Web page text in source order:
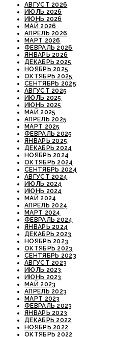
АВГУСТ 2026
ИЮЛЬ 2026
ИЮНЬ 2026
МАЙ 2026
АПРЕЛЬ 2026
МАРТ 2026
ФЕВРАЛЬ 2026
ЯНВАРЬ 2026
ДЕКАБРЬ 2025
НОЯБРЬ 2025
ОКТЯБРЬ 2025
СЕНТЯБРЬ 2025
АВГУСТ 2025
ИЮЛЬ 2025
ИЮНЬ 2025
МАЙ 2025
АПРЕЛЬ 2025
МАРТ 2025
ФЕВРАЛЬ 2025
ЯНВАРЬ 2025
ДЕКАБРЬ 2024
НОЯБРЬ 2024
ОКТЯБРЬ 2024
СЕНТЯБРЬ 2024
АВГУСТ 2024
ИЮЛЬ 2024
ИЮНЬ 2024
МАЙ 2024
АПРЕЛЬ 2024
МАРТ 2024
ФЕВРАЛЬ 2024
ЯНВАРЬ 2024
ДЕКАБРЬ 2023
НОЯБРЬ 2023
ОКТЯБРЬ 2023
СЕНТЯБРЬ 2023
АВГУСТ 2023
ИЮЛЬ 2023
ИЮНЬ 2023
МАЙ 2023
АПРЕЛЬ 2023
МАРТ 2023
ФЕВРАЛЬ 2023
ЯНВАРЬ 2023
ДЕКАБРЬ 2022
НОЯБРЬ 2022
ОКТЯБРЬ 2022